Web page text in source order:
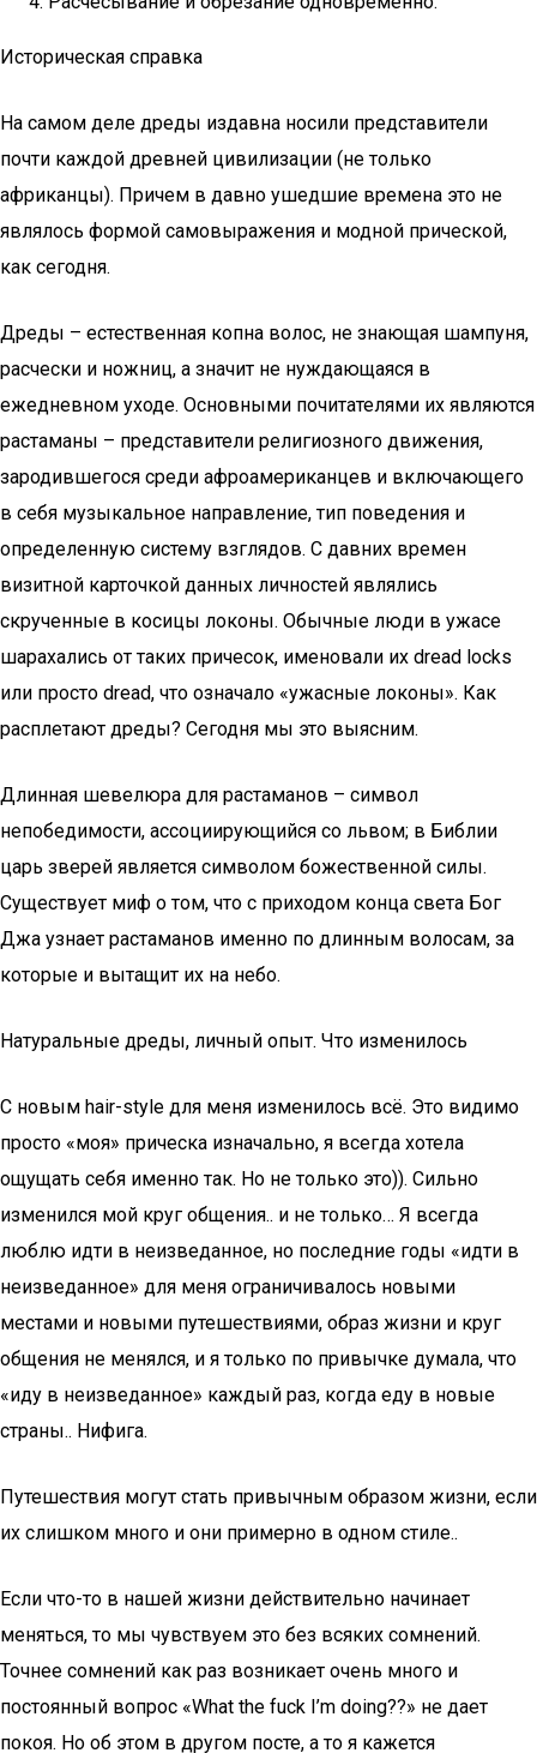
Историческая справка
На самом деле дреды издавна носили представители
почти каждой древней цивилизации (не только
африканцы). Причем в давно ушедшие времена это не
являлось формой самовыражения и модной прической,
как сегодня.
Дреды – естественная копна волос, не знающая шампуня,
расчески и ножниц, а значит не нуждающаяся в
ежедневном уходе. Основными почитателями их являются
растаманы – представители религиозного движения,
зародившегося среди афроамериканцев и включающего
в себя музыкальное направление, тип поведения и
определенную систему взглядов. С давних времен
визитной карточкой данных личностей являлись
скрученные в косицы локоны. Обычные люди в ужасе
шарахались от таких причесок, именовали их dread locks
или просто dread, что означало «ужасные локоны». Как
расплетают дреды? Сегодня мы это выясним.
Длинная шевелюра для растаманов – символ
непобедимости, ассоциирующийся со львом; в Библии
царь зверей является символом божественной силы.
Существует миф о том, что с приходом конца света Бог
Джа узнает растаманов именно по длинным волосам, за
которые и вытащит их на небо.
Натуральные дреды, личный опыт. Что изменилось
С новым hair-style для меня изменилось всё. Это видимо
просто «моя» прическа изначально, я всегда хотела
ощущать себя именно так. Но не только это)). Сильно
изменился мой круг общения.. и не только… Я всегда
люблю идти в неизведанное, но последние годы «идти в
неизведанное» для меня ограничивалось новыми
местами и новыми путешествиями, образ жизни и круг
общения не менялся, и я только по привычке думала, что
«иду в неизведанное» каждый раз, когда еду в новые
страны.. Нифига.
Путешествия могут стать привычным образом жизни, если
их слишком много и они примерно в одном стиле..
Если что-то в нашей жизни действительно начинает
меняться, то мы чувствуем это без всяких сомнений.
Точнее сомнений как раз возникает очень много и
постоянный вопрос «What the fuck I’m doing??» не дает
покоя. Но об этом в другом посте, а то я кажется